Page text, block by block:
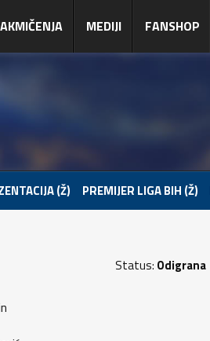
MEDIJI FANSHOP
(Ž) PREMIJER LIGA BIH (Ž)
Status: Odigrana